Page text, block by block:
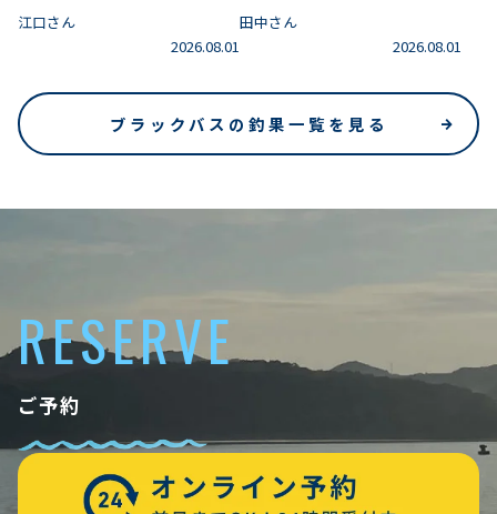
江口さん
2026.08.01
田中さん
2026.08.01
ブラックバスの釣果一覧を見る
RESERVE
ご予約